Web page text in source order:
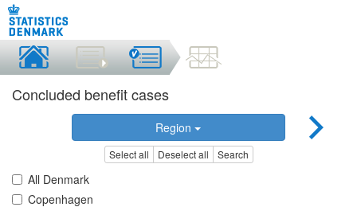
Concluded benefit cases
Region
Select all Deselect all Search
All Denmark
Copenhagen